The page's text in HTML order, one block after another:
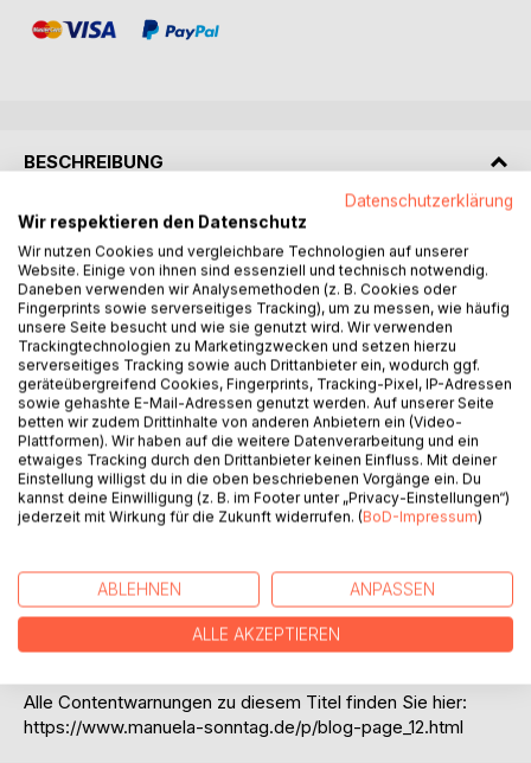
BESCHREIBUNG
Die eine flüchtet vor den Schatten ihrer Herkunft - die
andere ist die Prophetin einer vergessenen Göttin. Beide
müssen sich dem drohenden Chaos einer neuen
Weltordnung stellen - die eine gegen die Mächtigen ihrer
Welt, die andere gegen ihren besten Freund.
Elysion ist ein Kontinent am Rande des Abgrunds.
Im Lichtreich hat ein Krieg gegen die Schatten mehr als nur
zerstörte Dörfer zurückgelassen. Während der Hohe Rat
die Risse im Gefüge der politischen Ordnung zu kitten
versucht, sind Andere nur zu bereit ihren Vorteil aus seiner
bröckelnden Autorität zu schlagen. Im Schattenreich
dagegen fällt der Krone die undankbare Aufgabe zu
Frieden zu stiften, um einen zweiten Eroberungsfeldzug zu
nicht eindämmen und eine neue Apparatur aus den
Eingeweiden der Berge könnte alle Bemühungen auf
beiden Seiten mit einem Schlag zunichtemachen.
Alle Contentwarnungen zu diesem Titel finden Sie hier:
https://www.manuela-sonntag.de/p/blog-page_12.html
Datenschutzerklärung
Wir respektieren den Datenschutz
Wir nutzen Cookies und vergleichbare Technologien auf unserer
Website. Einige von ihnen sind essenziell und technisch notwendig.
Daneben verwenden wir Analysemethoden (z. B. Cookies oder
Fingerprints sowie serverseitiges Tracking), um zu messen, wie häufig
unsere Seite besucht und wie sie genutzt wird. Wir verwenden
Trackingtechnologien zu Marketingzwecken und setzen hierzu
serverseitiges Tracking sowie auch Drittanbieter ein, wodurch ggf.
geräteübergreifend Cookies, Fingerprints, Tracking-Pixel, IP-Adressen
sowie gehashte E-Mail-Adressen genutzt werden. Auf unserer Seite
betten wir zudem Drittinhalte von anderen Anbietern ein (Video-
Plattformen). Wir haben auf die weitere Datenverarbeitung und ein
etwaiges Tracking durch den Drittanbieter keinen Einfluss. Mit deiner
Einstellung willigst du in die oben beschriebenen Vorgänge ein. Du
kannst deine Einwilligung (z. B. im Footer unter „Privacy-Einstellungen“)
jederzeit mit Wirkung für die Zukunft widerrufen. (BoD-Impressum)
ABLEHNEN ANPASSEN
ALLE AKZEPTIEREN